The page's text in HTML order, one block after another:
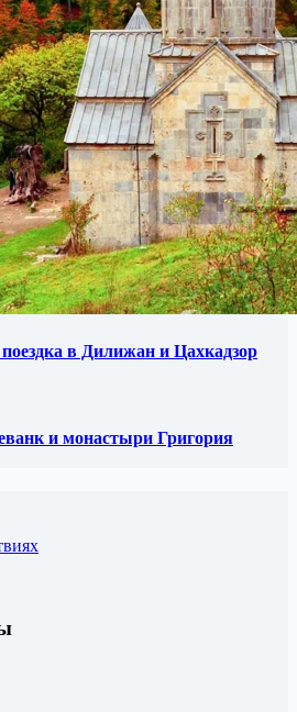
в Дилижан и Цахкадзор
и монастыри Григория